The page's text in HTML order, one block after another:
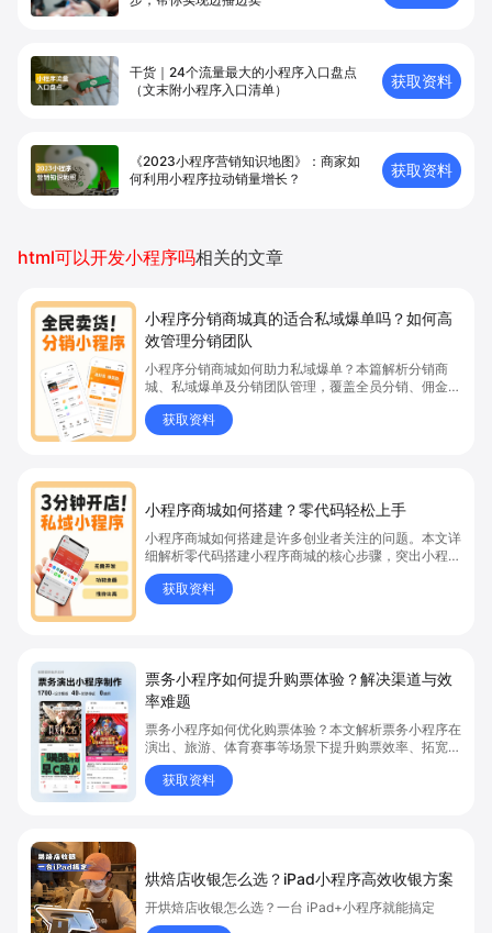
干货｜24个流量最大的小程序入口盘点
（文末附小程序入口清单）
获取资料
《2023小程序营销知识地图》：商家如
何利用小程序拉动销量增长？
获取资料
html可以开发小程序吗相关的文章
小程序分销商城真的适合私域爆单吗？如何高
效管理分销团队
小程序分销商城如何助力私域爆单？本篇解析分销商
城、私域爆单及分销团队管理，覆盖全员分销、佣金结
算、企微绑定等场景，帮助品牌和商家高效管理分销团
队，实现分销业绩持续增长。立即了解分销商城核心功
能，点击获取私域运营新思路。
获取资料
小程序商城如何搭建？零代码轻松上手
小程序商城如何搭建是许多创业者关注的问题。本文详
细解析零代码搭建小程序商城的核心步骤，突出小程序
商城、商城搭建与零代码开店优势，帮助你轻松实现商
品上架、全渠道销售及高效会员运营，快速开启线上卖
货新模式。点击获取详细操作指南！
获取资料
票务小程序如何提升购票体验？解决渠道与效
率难题
票务小程序如何优化购票体验？本文解析票务小程序在
演出、旅游、体育赛事等场景下提升购票效率、拓宽销
售渠道、实现会员精准营销的具体方式。关键词包括
“票务小程序”、“购票体验”、“购票效率”。
获取资料
烘焙店收银怎么选？iPad小程序高效收银方案
开烘焙店收银怎么选？一台 iPad+小程序就能搞定